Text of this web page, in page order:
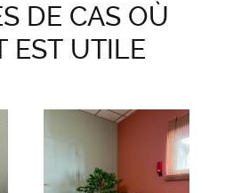
DE CAS OÙ
EST UTILE